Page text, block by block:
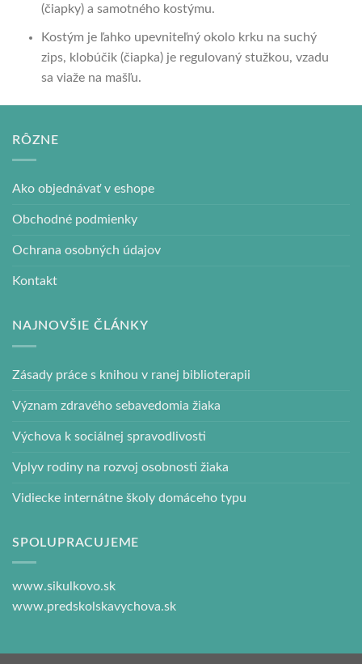
(čiapky) a samotného kostýmu.
Kostým je ľahko upevniteľný okolo krku na suchý
zips, klobúčik (čiapka) je regulovaný stužkou, vzadu
sa viaže na mašľu.
RÔZNE
Ako objednávať v eshope
Obchodné podmienky
Ochrana osobných údajov
Kontakt
NAJNOVŠIE ČLÁNKY
Zásady práce s knihou v ranej biblioterapii
Význam zdravého sebavedomia žiaka
Výchova k sociálnej spravodlivosti
Vplyv rodiny na rozvoj osobnosti žiaka
Vidiecke internátne školy domáceho typu
SPOLUPRACUJEME
www.sikulkovo.sk
www.predskolskavychova.sk